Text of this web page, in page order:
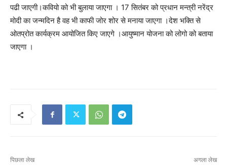
पढी जाएगी।कवियो को भी बुलाया जाएगा । 17 सितंबर को प्रधान मन्त्री नरेंद्र
मोदी का जन्मदिन है वह भी काफी जोर शोर से मनाया जाएगा ।देश भक्ति से
ओतप्रोत कार्यक्रम आयोजित किए जाएगे ।आयुष्मान योजना को लोगो को बताया
जाएगा ।
पिछला लेख अगला लेख